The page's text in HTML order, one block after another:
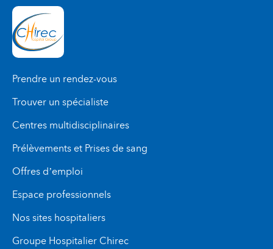
Prendre un rendez-vous
Trouver un spécialiste
Centres multidisciplinaires
Prélèvements et Prises de sang
Offres d’emploi
Espace professionnels
Nos sites hospitaliers
Groupe Hospitalier Chirec